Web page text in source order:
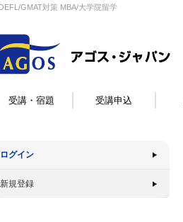
GMAT対策 MBA/大学院留学
受講・宿題 受講申込
ログイン
新規登録